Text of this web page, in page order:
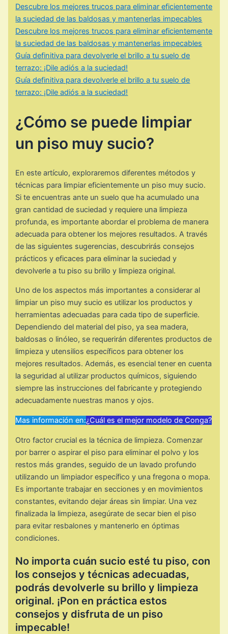
Descubre los mejores trucos para eliminar eficientemente
la suciedad de las baldosas y mantenerlas impecables
Descubre los mejores trucos para eliminar eficientemente
la suciedad de las baldosas y mantenerlas impecables
Guía definitiva para devolverle el brillo a tu suelo de
terrazo: ¡Dile adiós a la suciedad!
Guía definitiva para devolverle el brillo a tu suelo de
terrazo: ¡Dile adiós a la suciedad!
¿Cómo se puede limpiar
un piso muy sucio?
En este artículo, exploraremos diferentes métodos y
técnicas para limpiar eficientemente un piso muy sucio.
Si te encuentras ante un suelo que ha acumulado una
gran cantidad de suciedad y requiere una limpieza
profunda, es importante abordar el problema de manera
adecuada para obtener los mejores resultados. A través
de las siguientes sugerencias, descubrirás consejos
prácticos y eficaces para eliminar la suciedad y
devolverle a tu piso su brillo y limpieza original.
Uno de los aspectos más importantes a considerar al
limpiar un piso muy sucio es utilizar los productos y
herramientas adecuadas para cada tipo de superficie.
Dependiendo del material del piso, ya sea madera,
baldosas o linóleo, se requerirán diferentes productos de
limpieza y utensilios específicos para obtener los
mejores resultados. Además, es esencial tener en cuenta
la seguridad al utilizar productos químicos, siguiendo
siempre las instrucciones del fabricante y protegiendo
adecuadamente nuestras manos y ojos.
Mas información en:¿Cuál es el mejor modelo de Conga?
Otro factor crucial es la técnica de limpieza. Comenzar
por barrer o aspirar el piso para eliminar el polvo y los
restos más grandes, seguido de un lavado profundo
utilizando un limpiador específico y una fregona o mopa.
Es importante trabajar en secciones y en movimientos
constantes, evitando dejar áreas sin limpiar. Una vez
finalizada la limpieza, asegúrate de secar bien el piso
para evitar resbalones y mantenerlo en óptimas
condiciones.
No importa cuán sucio esté tu piso, con
los consejos y técnicas adecuadas,
podrás devolverle su brillo y limpieza
original. ¡Pon en práctica estos
consejos y disfruta de un piso
impecable!